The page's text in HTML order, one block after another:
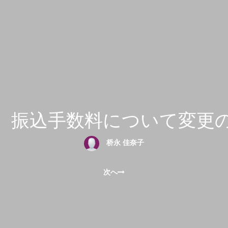
込手数料について変更
桥永 佳奈子
次へ